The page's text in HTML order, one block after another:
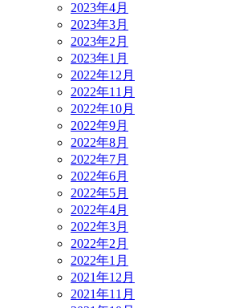
2023年4月
2023年3月
2023年2月
2023年1月
2022年12月
2022年11月
2022年10月
2022年9月
2022年8月
2022年7月
2022年6月
2022年5月
2022年4月
2022年3月
2022年2月
2022年1月
2021年12月
2021年11月